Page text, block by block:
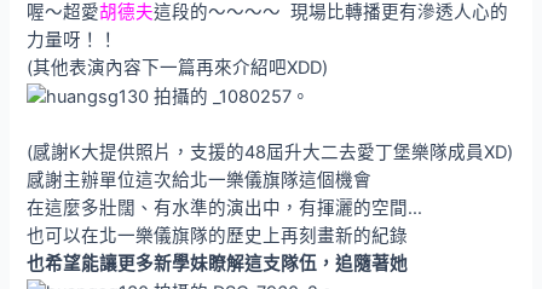
喔～超愛胡德夫這段的～～～～ 現場比轉播更有滲透人心的
力量呀！！
(其他表演內容下一篇再來介紹吧XDD)
(感謝K大提供照片，支援的48屆升大二去愛丁堡樂隊成員XD)
感謝主辦單位這次給北一樂儀旗隊這個機會
在這麼多壯闊、有水準的演出中，有揮灑的空間…
也可以在北一樂儀旗隊的歷史上再刻畫新的紀錄
也希望能讓更多新學妹瞭解這支隊伍，追隨著她